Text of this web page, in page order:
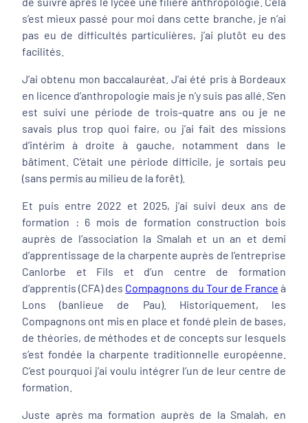
s’est mieux passé pour moi dans cette branche, je n’ai
pas eu de difficultés particulières, j’ai plutôt eu des
facilités.
J’ai obtenu mon baccalauréat. J’ai été pris à Bordeaux
en licence d’anthropologie mais je n’y suis pas allé. S’en
est suivi une période de trois-quatre ans ou je ne
savais plus trop quoi faire, ou j’ai fait des missions
d’intérim à droite à gauche, notamment dans le
bâtiment. C’était une période difficile, je sortais peu
(sans permis au milieu de la forêt).
Et puis entre 2022 et 2025, j’ai suivi deux ans de
formation : 6 mois de formation construction bois
auprès de l’association la Smalah et un an et demi
d’apprentissage de la charpente auprès de l’entreprise
Canlorbe et Fils et d’un centre de formation
d’apprentis (CFA) des Compagnons du Tour de France à
Lons (banlieue de Pau). Historiquement, les
Compagnons ont mis en place et fondé plein de bases,
de théories, de méthodes et de concepts sur lesquels
s’est fondée la charpente traditionnelle européenne.
C’est pourquoi j’ai voulu intégrer l’un de leur centre de
formation.
Juste après ma formation auprès de la Smalah, en